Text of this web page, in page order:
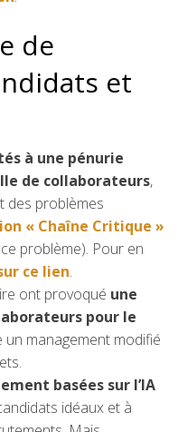
de
et
à une pénurie
de collaborateurs,
des problèmes
« Chaîne Critique »
problème). Pour en
ce lien.
ont provoqué une
pour le
un management modifié
basées sur l’IA
idéaux et à